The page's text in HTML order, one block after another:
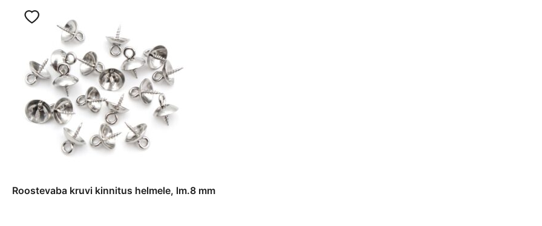
Roostevaba kruvi kinnitus helmele, lm.8 mm